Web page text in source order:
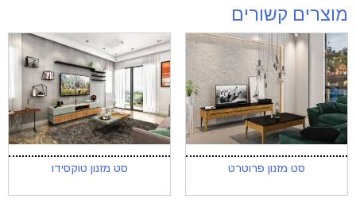
מוצרים קשורים
סט מזנון פרוטרט סט מזנון טוקסידו